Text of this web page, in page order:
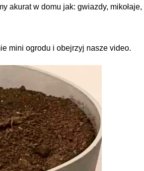
akurat w domu jak: gwiazdy,
mini ogrodu i obejrzyj nasze video.